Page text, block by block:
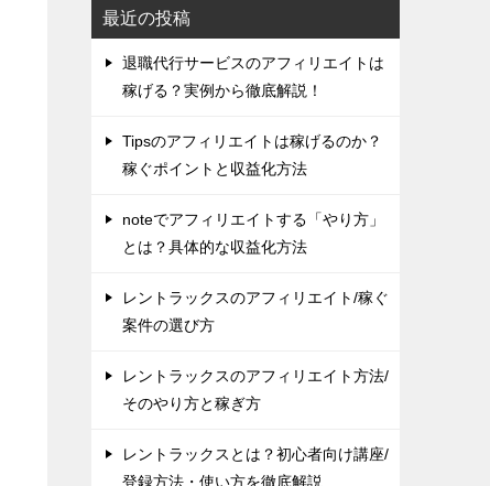
最近の投稿
退職代行サービスのアフィリエイトは
稼げる？実例から徹底解説！
Tipsのアフィリエイトは稼げるのか？
稼ぐポイントと収益化方法
noteでアフィリエイトする「やり方」
とは？具体的な収益化方法
レントラックスのアフィリエイト/稼ぐ
案件の選び方
レントラックスのアフィリエイト方法/
そのやり方と稼ぎ方
レントラックスとは？初心者向け講座/
登録方法・使い方を徹底解説